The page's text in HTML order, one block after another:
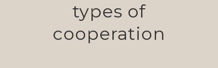
types of
cooperation